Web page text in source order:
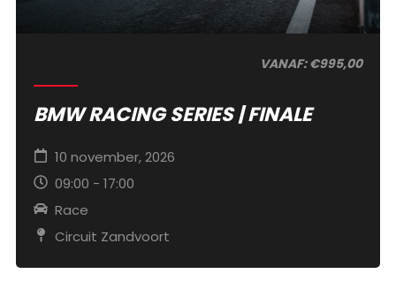
VANAF: €995,00
BMW RACING SERIES | FINALE
10 november, 2026
09:00 - 17:00
Race
Circuit Zandvoort